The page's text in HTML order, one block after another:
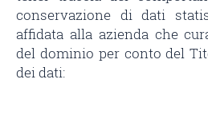
conservazione di dati
affidata alla azienda che
del dominio per conto del
dei dati: